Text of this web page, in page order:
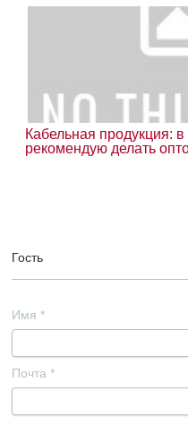
Кабельная продукция:
рекомендую делать
Гость
Имя *
Почта *